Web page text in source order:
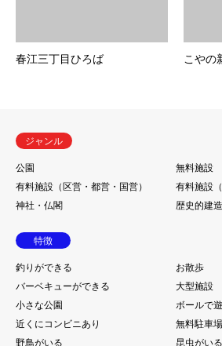
春江三丁目ひろば こやの
ジャンル
公園
無料施設
有料施設（区営・都営・国営）
有料施設（
神社・仏閣
歴史的建
特徴
釣りができる
お散歩
バーベキューができる
大型施設
小さな公園
ボールで
近くにコンビニあり
無料駐車
野鳥がいる
昆虫がいる